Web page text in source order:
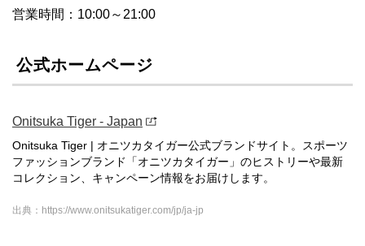
営業時間：10:00～21:00
公式ホームページ
Onitsuka Tiger - Japan
Onitsuka Tiger | オニツカタイガー公式ブランドサイト。スポーツ
ファッションブランド「オニツカタイガー」のヒストリーや最新
コレクション、キャンペーン情報をお届けします。
出典：https://www.onitsukatiger.com/jp/ja-jp